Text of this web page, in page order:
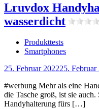
Lruvdox
wasserdicht
Produkttests
Smartphones
25. Februar 202225. Februar
#werbung Mehr als eine
die Tasche groß, ist sie
Handyhalterung fürs […]